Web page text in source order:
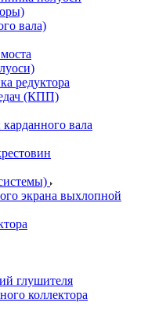
вала)
редуктора
(КПП)
вала
экрана выхлопной
глушителя
коллектора